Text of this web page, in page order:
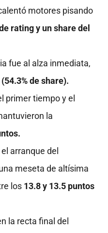
motores pisando
rating y un share del
fue al alza inmediata,
de share).
primer tiempo y el
la
el arranque del
meseta de altísima
los 13.8 y 13.5 puntos
la recta final del